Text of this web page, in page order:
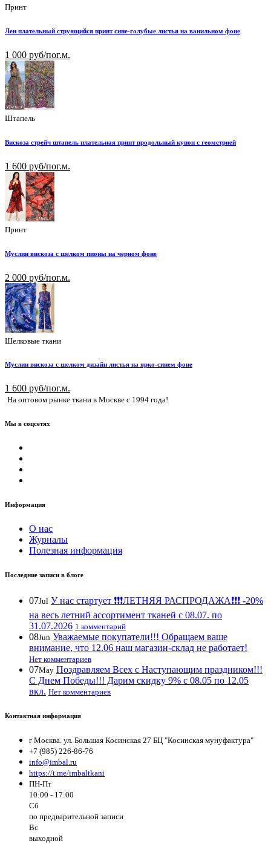
Принт
Лен плательный струящийся принт сине-голубые листья на ванильном фоне
1 000 руб/пог.м.
Штапель
Вискоза стрейч штапель плательная принт продольный купон с геометрией
1 600 руб/пог.м.
Принт
Муслин вискоза с шелком пионы на черном фоне
2 000 руб/пог.м.
Шелковые ткани
Муслин вискоза с шелком дизайн листья на ярко-синем фоне
1 600 руб/пог.м.
На оптовом рынке ткани в Москве с 1994 года!
Мы в соцсетях
Информация
О нас
Журналы
Полезная информация
Последние записи в блоге
07Jul У нас стартует ❗️❗️❗️ЛЕТНЯЯ РАСПРОДАЖА❗️❗️❗️ -20%
на весь летний ассортимент тканей с 08.07. по
31.07.2026 1 комментарий
08Jun Уважаемые покупатели!!! Обращаем ваше
внимание, что 12.06 наш магазин-склад не работает!
Нет комментариев
07May Поздравляем Всех с Наступающим праздником!!!
С Днем Победы!!! Дарим скидку 9% с 08.05 по 12.05
вкл. Нет комментариев
Контактная информация
г Москва. ул. Большая Косинская 27 БЦ "Косинская мунуфактура"
+7 (985) 226-86-76
info@imbal.ru
https://t.me/imbaltkani
ПН-Пт
10:00 - 17:00
Сб
по предварительной записи
Вс
выходной